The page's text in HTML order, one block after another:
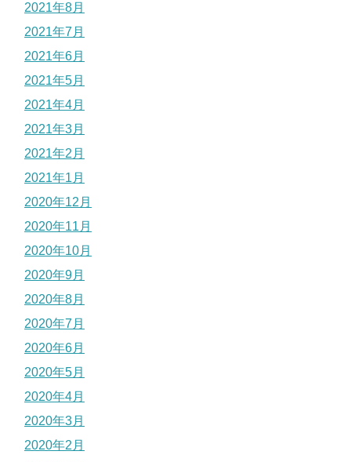
2021年8月
2021年7月
2021年6月
2021年5月
2021年4月
2021年3月
2021年2月
2021年1月
2020年12月
2020年11月
2020年10月
2020年9月
2020年8月
2020年7月
2020年6月
2020年5月
2020年4月
2020年3月
2020年2月